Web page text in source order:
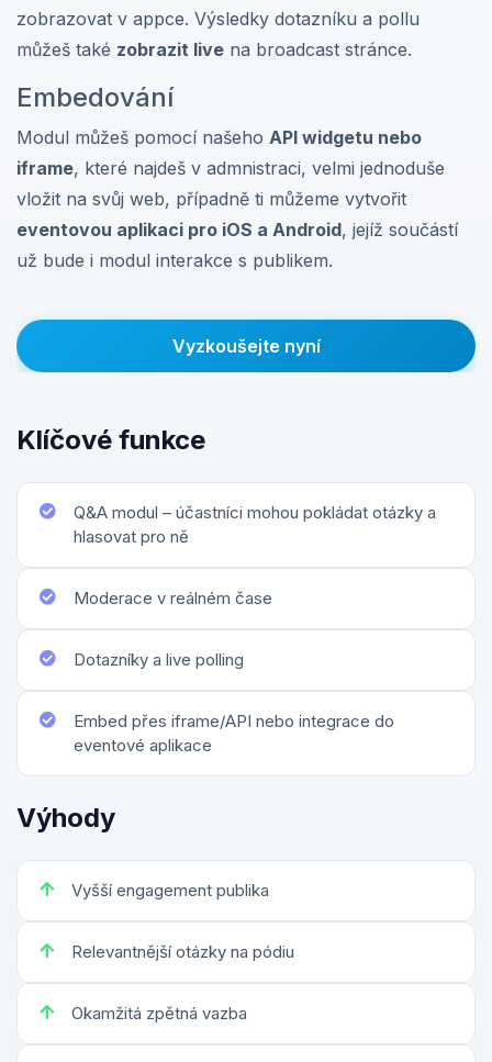
zobrazovat v appce. Výsledky dotazníku a pollu
můžeš také zobrazit live na broadcast stránce.
Embedování
Modul můžeš pomocí našeho API widgetu nebo
iframe, které najdeš v admnistraci, velmi jednoduše
vložit na svůj web, případně ti můžeme vytvořit
eventovou aplikaci pro iOS a Android, jejíž součástí
už bude i modul interakce s publikem.
Vyzkoušejte nyní
Klíčové funkce
Q&A modul – účastníci mohou pokládat otázky a
hlasovat pro ně
Moderace v reálném čase
Dotazníky a live polling
Embed přes iframe/API nebo integrace do
eventové aplikace
Výhody
Vyšší engagement publika
Relevantnější otázky na pódiu
Okamžitá zpětná vazba